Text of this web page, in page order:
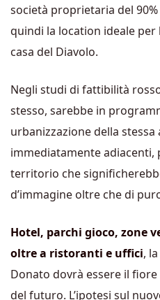
società proprietaria del
quindi la location ideale
casa del Diavolo.
Negli studi di fattibilità
stesso, sarebbe in
urbanizzazione della stessa
immediatamente adiacenti,
territorio che
d’immagine oltre che di
Hotel, parchi gioco, zone
oltre a ristoranti e uffici,
Donato dovrà essere il fiore
del futuro. L’ipotesi sul